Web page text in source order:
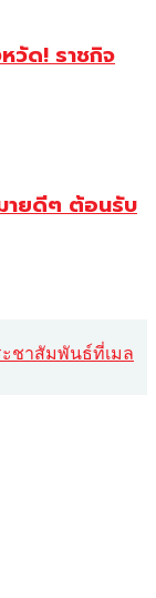
วัด! ราชกิจ
ายดีๆ ต้อนรับ
ระชาสัมพันธ์ที่เมล